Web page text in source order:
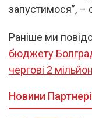
запустимося”, –
Раніше ми
бюджету
чергові 2